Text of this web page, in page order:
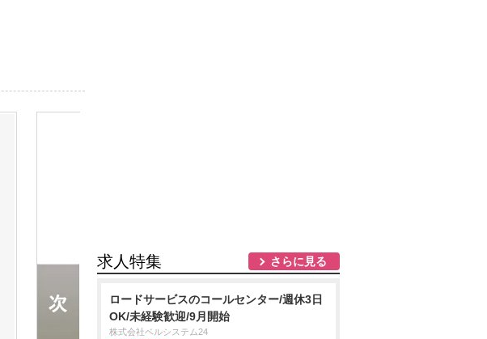
求人特集 さらに見る
ロードサービスのコールセンター/週休3日
OK/未経験歓迎/9月開始
株式会社ベルシステム24